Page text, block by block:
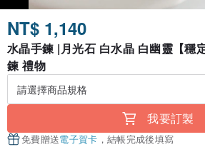
NT$ 1,140
水晶手鍊 |月光石 白水晶 白幽靈【穩
鍊 禮物
我要訂製
免費贈送電子賀卡 ，結帳完成後填寫